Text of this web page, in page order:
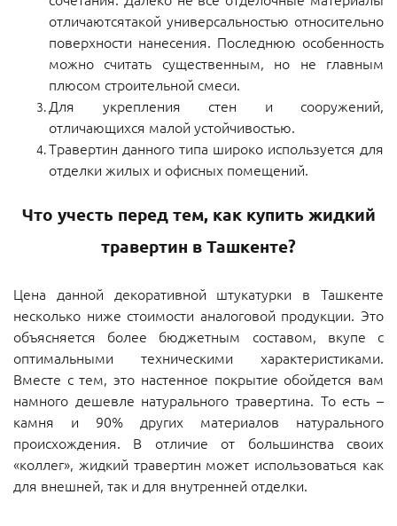
отличаютсятакой универсальностью относительно
поверхности нанесения. Последнюю особенность
можно считать существенным, но не главным
плюсом строительной смеси.
Для укрепления стен и сооружений,
отличающихся малой устойчивостью.
Травертин данного типа широко используется для
отделки жилых и офисных помещений.
Что учесть перед тем, как купить жидкий
травертин в Ташкенте?
Цена данной декоративной штукатурки в Ташкенте
несколько ниже стоимости аналоговой продукции. Это
объясняется более бюджетным составом, вкупе с
оптимальными техническими характеристиками.
Вместе с тем, это настенное покрытие обойдется вам
намного дешевле натурального травертина. То есть –
камня и 90% других материалов натурального
происхождения. В отличие от большинства своих
«коллег», жидкий травертин может использоваться как
для внешней, так и для внутренней отделки.